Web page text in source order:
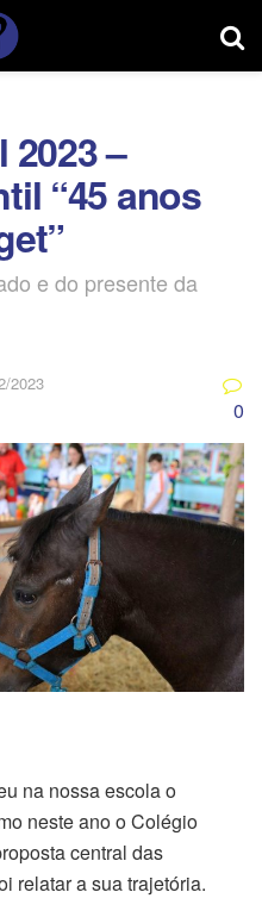
2023 –
“45 anos
e do presente da
2023
0
na nossa escola o
neste ano o Colégio
central das
relatar a sua trajetória.